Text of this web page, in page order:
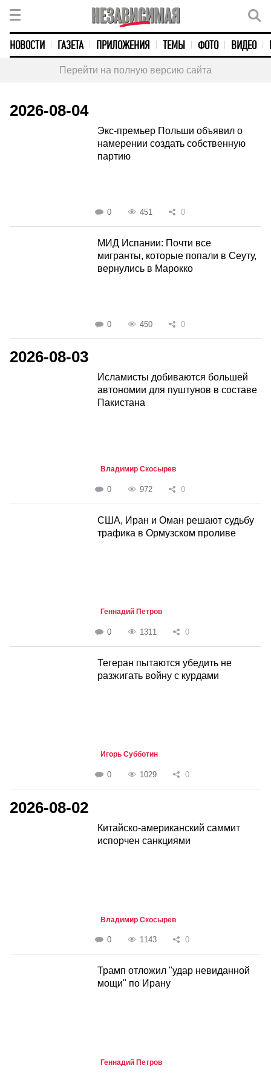
НОВОСТИ ГАЗЕТА ПРИЛОЖЕНИЯ ТЕМЫ ФОТО ВИДЕО
Перейти на полную версию сайта
2026-08-04
Экс-премьер Польши объявил о
намерении создать собственную
партию
0 451 0
МИД Испании: Почти все
мигранты, которые попали в Сеуту,
вернулись в Марокко
0 450 0
2026-08-03
Исламисты добиваются большей
автономии для пуштунов в составе
Пакистана
Владимир Скосырев
0 972 0
США, Иран и Оман решают судьбу
трафика в Ормузском проливе
Геннадий Петров
0 1311 0
Тегеран пытаются убедить не
разжигать войну с курдами
Игорь Субботин
0 1029 0
2026-08-02
Китайско-американский саммит
испорчен санкциями
Владимир Скосырев
0 1143 0
Трамп отложил "удар невиданной
мощи" по Ирану
Геннадий Петров